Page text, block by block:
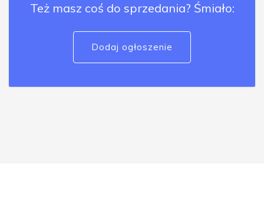
Też masz coś do sprzedania? Śmiało:
Dodaj ogłoszenie